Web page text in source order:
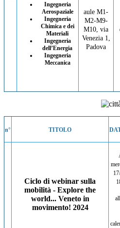
Ingegneria
Aerospaziale
Ingegneria
Chimica e dei
Materiali
Ingegneria
dell’Energia
Ingegneria
Meccanica
aule M1-
M2-M9-
M10, via
Venezia 1,
Padova
n° TITOLO
Ciclo di webinar sulla
mobilità - Explore the
world... Veneto in
movimento! 2024